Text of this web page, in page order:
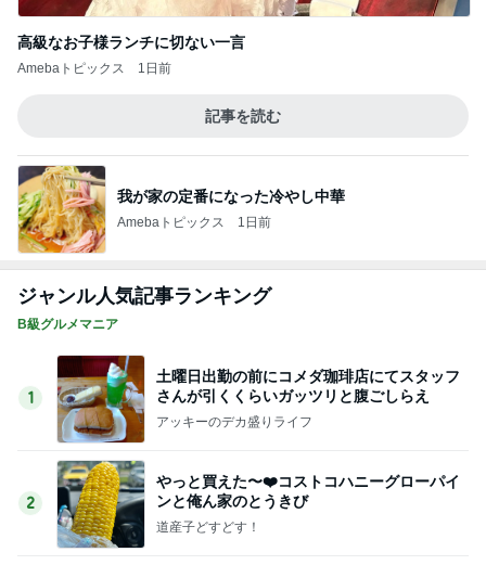
B級グルメマニア
土曜日出勤の前にコメダ珈琲店にてスタッフ
さんが引くくらいガッツリと腹ごしらえ
アッキーのデカ盛りライフ
ンと俺ん家のとうきび
3
【山岡家】期間限定！暑い夏にスタミナ補給
のガッツリ濃厚ラーメン！！〜前橋野中店さ
ん〜
4
【ラーメン】全部のせ醤油 大盛@和風中華
そば一色HITOIRO 愛知県西尾市
『やすたろう』的 食の備忘録
5
かっぱ寿司平日(得)メニューと大人気「道の
駅村田」へ
安くて美味しい物が好き☆彡